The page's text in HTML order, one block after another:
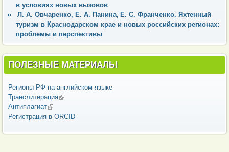
в условиях новых вызовов
Л. А. Овчаренко, Е. А. Панина, Е. С. Франченко. Яхтенный
туризм в Краснодарском крае и новых российских регионах:
проблемы и перспективы
ПОЛЕЗНЫЕ МАТЕРИАЛЫ
Регионы РФ на английском языке
Транслитерация(внешняя ссылка)
Антиплагиат(внешняя ссылка)
Регистрация в ORCID